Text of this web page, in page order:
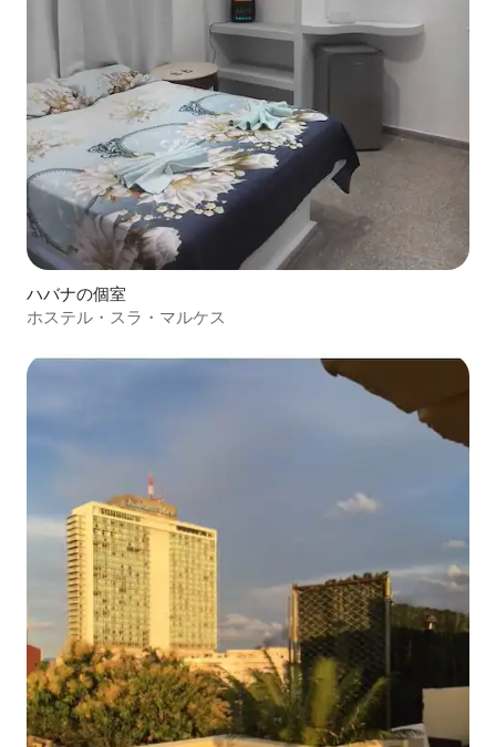
ハバナの個室
ホステル・スラ・マルケス